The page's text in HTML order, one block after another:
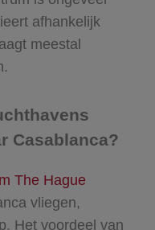
afhankelijk
meestal
Casablanca?
The Hague
vliegen,
Het voordeel van